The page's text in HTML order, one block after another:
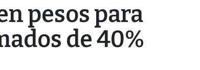
pesos para
de 40%